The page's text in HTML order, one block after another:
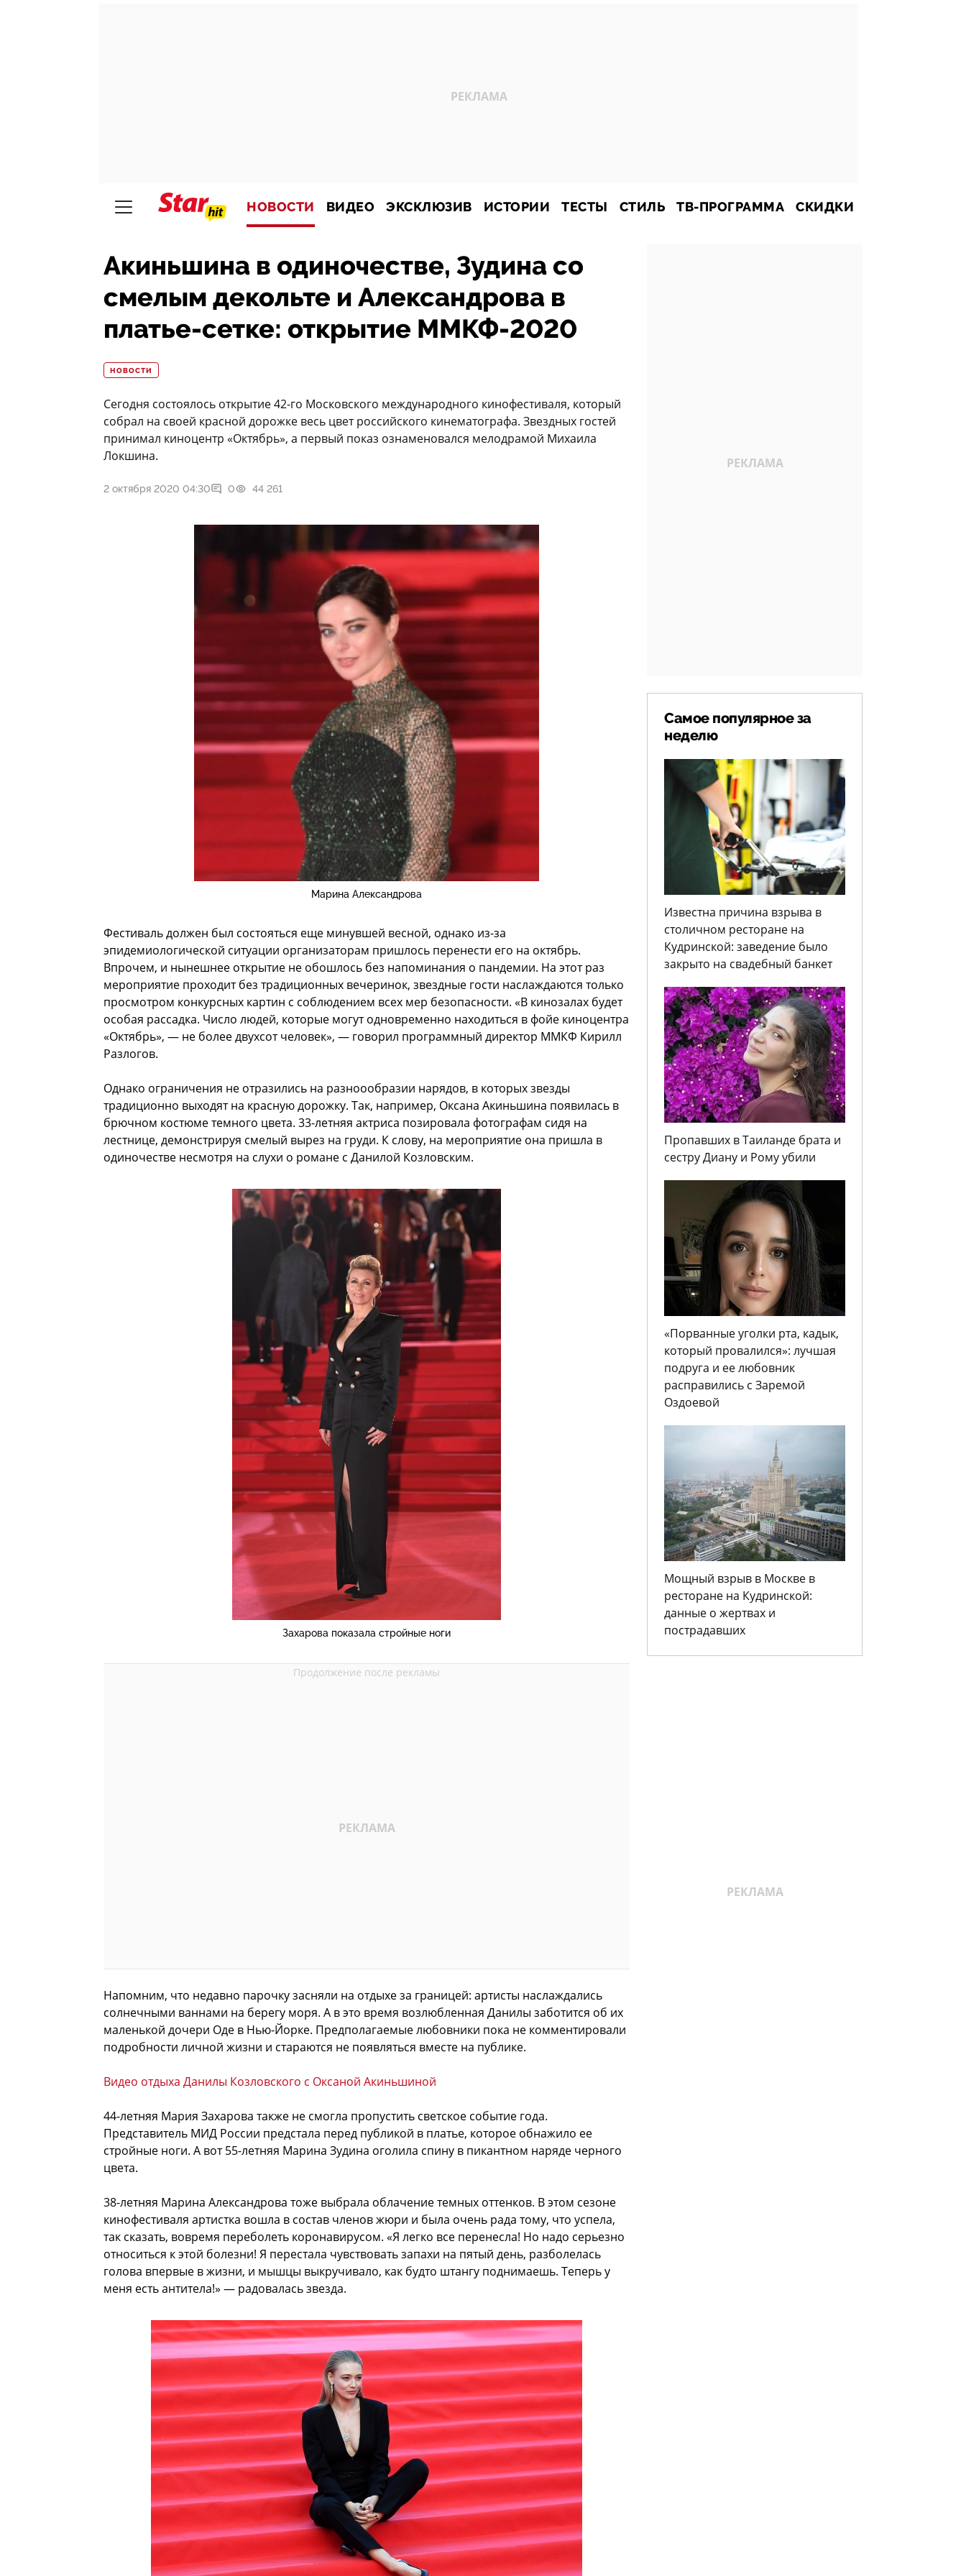
НОВОСТИ ВИДЕО ЭКСКЛЮЗИВ ИСТОРИИ ТЕСТЫ СТИЛЬ ТВ-ПРОГРАММА СКИДКИ
Акиньшина в одиночестве, Зудина со
смелым декольте и Александрова в
платье-сетке: открытие ММКФ-2020
НОВОСТИ
Сегодня состоялось открытие 42-го Московского международного кинофестиваля, который
собрал на своей красной дорожке весь цвет российского кинематографа. Звездных гостей
принимал киноцентр «Октябрь», а первый показ ознаменовался мелодрамой Михаила
Локшина.
2 октября 2020 04:30 0 44 261
Марина Александрова
Фестиваль должен был состояться еще минувшей весной, однако из-за
эпидемиологической ситуации организаторам пришлось перенести его на октябрь.
Впрочем, и нынешнее открытие не обошлось без напоминания о пандемии. На этот раз
мероприятие проходит без традиционных вечеринок, звездные гости наслаждаются только
просмотром конкурсных картин с соблюдением всех мер безопасности. «В кинозалах будет
особая рассадка. Число людей, которые могут одновременно находиться в фойе киноцентра
«Октябрь», — не более двухсот человек», — говорил программный директор ММКФ Кирилл
Разлогов.
Однако ограничения не отразились на разноообразии нарядов, в которых звезды
традиционно выходят на красную дорожку. Так, например, Оксана Акиньшина появилась в
брючном костюме темного цвета. 33-летняя актриса позировала фотографам сидя на
лестнице, демонстрируя смелый вырез на груди. К слову, на мероприятие она пришла в
одиночестве несмотря на слухи о романе с Данилой Козловским.
Захарова показала стройные ноги
Напомним, что недавно парочку засняли на отдыхе за границей: артисты наслаждались
солнечными ваннами на берегу моря. А в это время возлюбленная Данилы заботится об их
маленькой дочери Оде в Нью-Йорке. Предполагаемые любовники пока не комментировали
подробности личной жизни и стараются не появляться вместе на публике.
Видео отдыха Данилы Козловского с Оксаной Акиньшиной
44-летняя Мария Захарова также не смогла пропустить светское событие года.
Представитель МИД России предстала перед публикой в платье, которое обнажило ее
стройные ноги. А вот 55-летняя Марина Зудина оголила спину в пикантном наряде черного
цвета.
38-летняя Марина Александрова тоже выбрала облачение темных оттенков. В этом сезоне
кинофестиваля артистка вошла в состав членов жюри и была очень рада тому, что успела,
так сказать, вовремя переболеть коронавирусом. «Я легко все перенесла! Но надо серьезно
относиться к этой болезни! Я перестала чувствовать запахи на пятый день, разболелась
голова впервые в жизни, и мышцы выкручивало, как будто штангу поднимаешь. Теперь у
меня есть антитела!» — радовалась звезда.
Самое популярное за
неделю
Известна причина взрыва в
столичном ресторане на
Кудринской: заведение было
закрыто на свадебный банкет
Пропавших в Таиланде брата и
сестру Диану и Рому убили
«Порванные уголки рта, кадык,
который провалился»: лучшая
подруга и ее любовник
расправились с Заремой
Оздоевой
Мощный взрыв в Москве в
ресторане на Кудринской:
данные о жертвах и
пострадавших